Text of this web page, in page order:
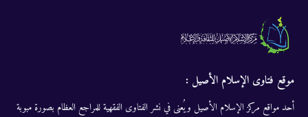
موقع فتاوى الإسلام الأصيل :
أحد مواقع مركز الإسلام الأصيل ويُعنى في نشر الفتاوى الفقهية للمراجع العظام بصورة مبوبة